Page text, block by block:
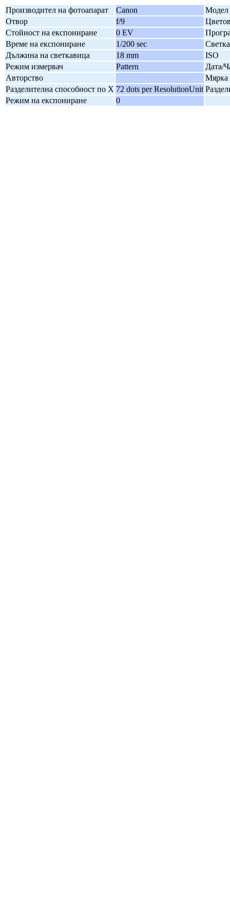
Производител на фотоапарат Canon
Модел
Отвор
f/9
Стойност на експониране
0 EV
Време на експониране
1/200 sec
Дължина на светкавица
18 mm
ISO
Режим измервач
Pattern
Дата/
Авторство
Мярка
Разделителна способност по X 72 dots per ResolutionUnit
Режим на експониране
0